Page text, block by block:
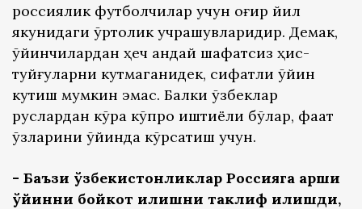
россиялик футболчилар учун оғир йил
якунидаги ўртоқлик учрашувларидир. Демак,
ўйинчилардан ҳеч қандай шафқатсиз ҳис-
туйғуларни кутмаганидек, сифатли ўйин
кутиш мумкин эмас. Балки ўзбеклар
руслардан кўра кўпроқ иштиёқли бўлар, фақат
ўзларини ўйинда кўрсатиш учун.
- Баъзи ўзбекистонликлар Россияга қарши
ўйинни бойкот қилишни таклиф қилишди,